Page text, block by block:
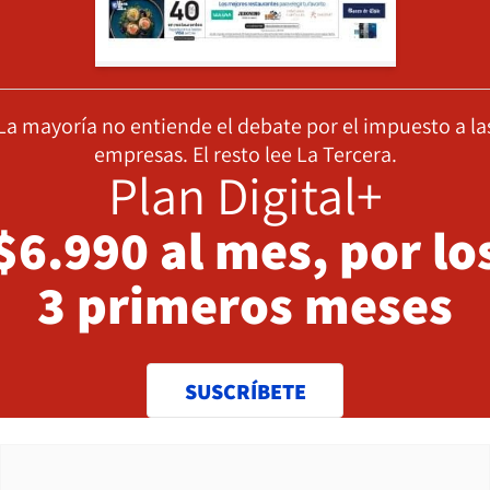
mayoría no entiende el debate por el impuesto a
empresas. El resto lee La Tercera.
Plan Digital+
al mes, por
3 primeros meses
SUSCRÍBETE